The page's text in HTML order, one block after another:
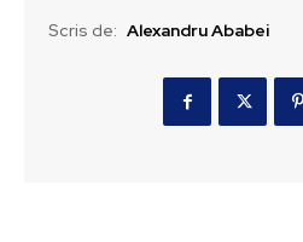
Scris de: Alexandru Ababei